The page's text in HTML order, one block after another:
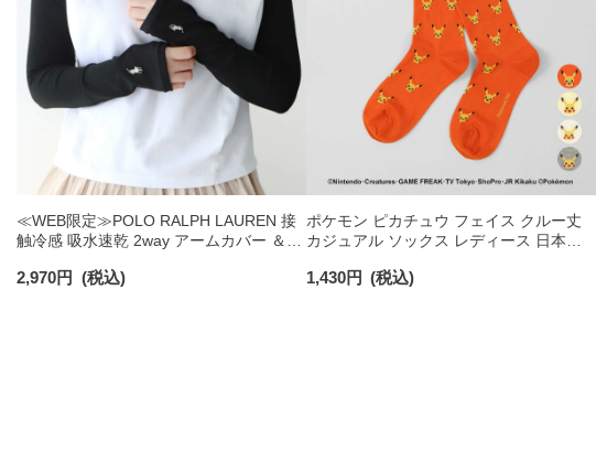
≪WEB限定≫POLO RALPH LAUREN 接
触冷感 吸水速乾 2way アームカバー ＆
2,970円 (税込)
ポケモン ピカチュウ フェイス クルー丈
カジュアル ソックス レディース 日本製
1,430円 (税込)